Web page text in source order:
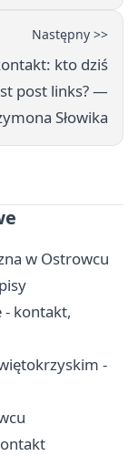
Następny >>
kto dziś
post links? —
Słowika
w Ostrowcu
- kontakt,
-